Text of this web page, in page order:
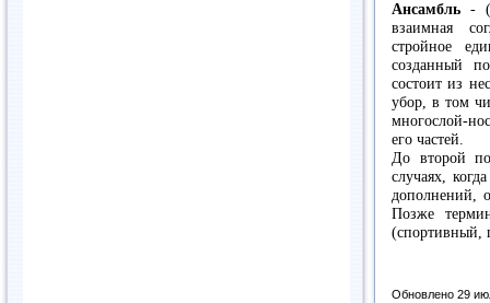
Ансамбль -
взаимная
стройное
созданный
состоит из
убор, в том
многослой-
его частей.
До второй
случаях,
дополнений,
Позже
(спортивный,
Обновлено 29